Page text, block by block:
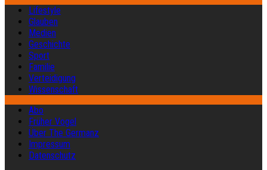
Lifestyle
Glauben
Medien
Geschichte
Sport
Familie
Verteidigung
Wissenschaft
Abo
Früher Vogel
Über The Germanz
Impressum
Datenschutz